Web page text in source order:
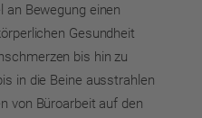
an Bewegung einen
Gesundheit
bis hin zu
in die Beine ausstrahlen
von Büroarbeit auf den